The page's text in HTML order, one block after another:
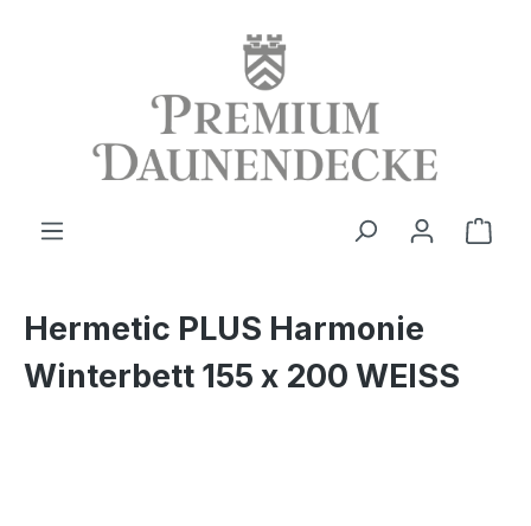
Hermetic PLUS Harmonie
Winterbett 155 x 200 WEISS